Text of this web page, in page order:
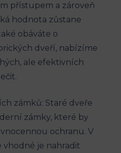
přístupem a zároveň
hodnota zůstane
obáváte o
dveří, nabízíme
ale efektivních
zámků: Staré dveře
zámky, které by
ochranu. V
je nahradit